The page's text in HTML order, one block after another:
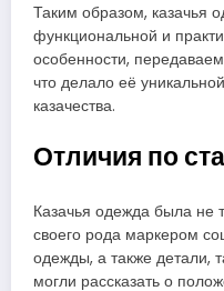
Таким образом, казачья
функциональной и
особенности,
что делало её
казачества.
Отличия по
Казачья одежда была не
своего рода маркером
одежды, а также детали,
могли рассказать о